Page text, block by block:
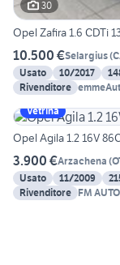
30
Opel Zafira 1.6 CDTi
10.500 €Selargius(
Usato
10/2017
Rivenditore
Vetrina
Opel Agila 1.2 16V
3.900 €Arzachena (
Usato
11/2009
Rivenditore FM AUTO